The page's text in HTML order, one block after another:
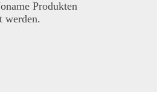
Produkten
werden.